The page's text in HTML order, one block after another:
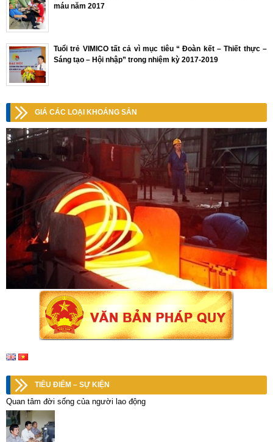
máu năm 2017
Tuổi trẻ VIMICO tất cả vì mục tiêu “ Đoàn kết – Thiết thực –
Sáng tạo – Hội nhập” trong nhiệm kỳ 2017-2019
GIÁ CÁC LOẠI KHOÁNG SẢN
TIÊU ĐIỂM – SỰ KIỆN
Quan tâm đời sống của người lao động